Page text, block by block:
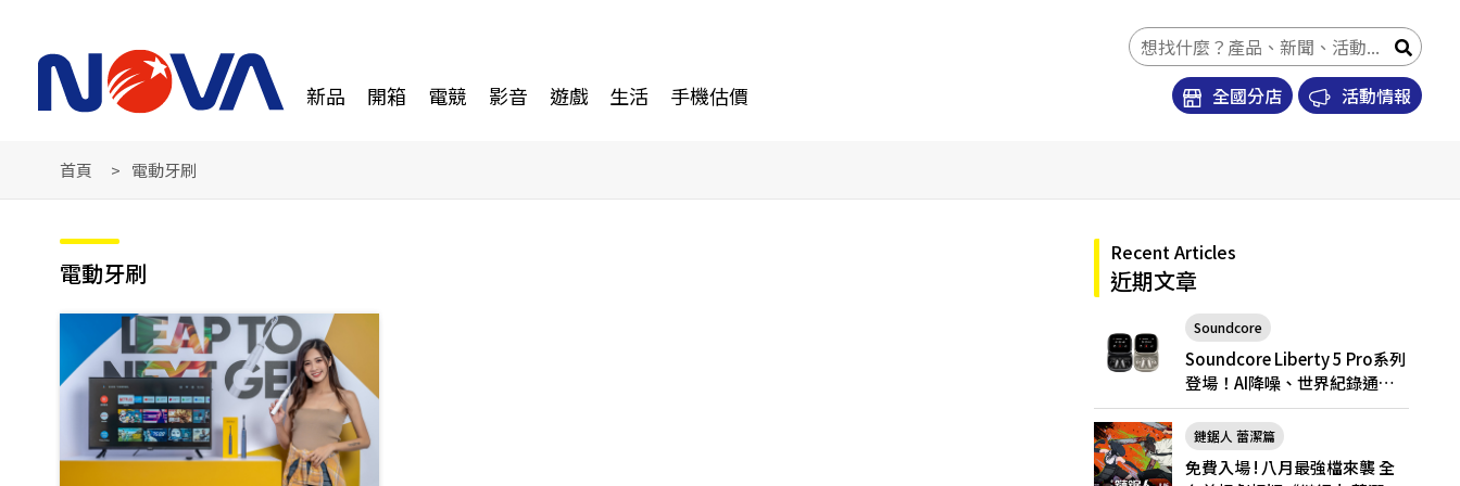
新品 開箱 電競 影音 遊戲 生活 手機估價 活動情報
全國分店
首頁 電動牙刷
電動牙刷
Recent Articles
近期文章
Soundcore
Soundcore Liberty 5 Pro
Soundcore Liberty 5 Pro系列
登場！AI降噪、世界紀錄通
話，Pro與Pro Max怎麼選？
鏈鋸人 蕾潔篇
免費入場 ! 八月最強檔來襲 全